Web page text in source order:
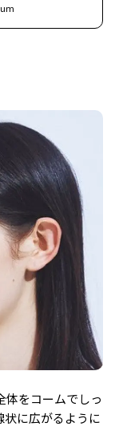
体をコームでしっ
に広がるように